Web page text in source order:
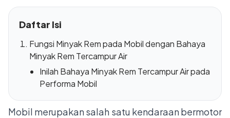
Daftar Isi
Fungsi Minyak Rem pada Mobil dengan Bahaya
Minyak Rem Tercampur Air
Inilah Bahaya Minyak Rem Tercampur Air pada
Performa Mobil
Mobil merupakan salah satu kendaraan bermotor